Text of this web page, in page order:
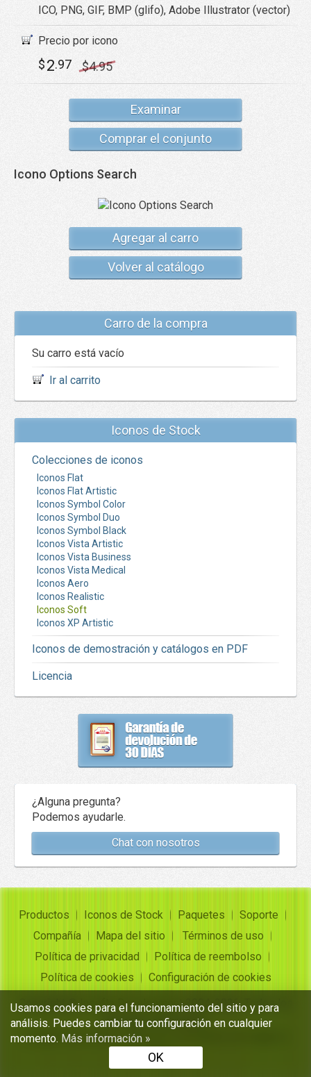
ICO, PNG, GIF, BMP (glifo), Adobe Illustrator (vector)
Precio por icono
$2.97 $4.95
Examinar
Comprar el conjunto
Icono Options Search
Agregar al carro
Volver al catálogo
Carro de la compra
Su carro está vacío
Ir al carrito
Iconos de Stock
Colecciones de iconos
Iconos Flat
Iconos Flat Artistic
Iconos Symbol Color
Iconos Symbol Duo
Iconos Symbol Black
Iconos Vista Artistic
Iconos Vista Business
Iconos Vista Medical
Iconos Aero
Iconos Realistic
Iconos Soft
Iconos XP Artistic
Iconos de demostración y catálogos en PDF
Licencia
¿Alguna pregunta?
Podemos ayudarle.
Chat con nosotros
Productos Iconos de Stock Paquetes
Soporte
Compañía
Mapa del sitio
Términos de uso
Política de privacidad
Política de reembolso
Política de cookies
Configuración de cookies
Copyright ©Insofta Development 2004-2026. Todos los
derechos reservados
Conjuntos de iconos gratuitos, convertidor de imagen a
icono
Usamos cookies para el funcionamiento del sitio y para
análisis. Puedes cambiar tu configuración en cualquier
momento. Más información »
OK